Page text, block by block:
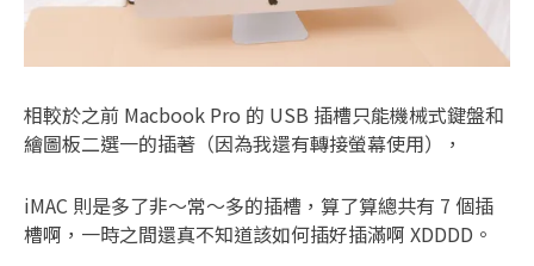
相較於之前 Macbook Pro 的 USB 插槽只能機械式鍵盤和
繪圖板二選一的插著（因為我還有轉接螢幕使用），
iMAC 則是多了非～常～多的插槽，算了算總共有 7 個插
槽啊，一時之間還真不知道該如何插好插滿啊 XDDDD。